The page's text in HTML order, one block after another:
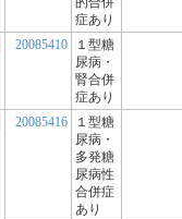
症あり
20085410
１型糖
尿病・
腎合併
症あり
20085416
１型糖
尿病・
多発糖
尿病性
合併症
あり